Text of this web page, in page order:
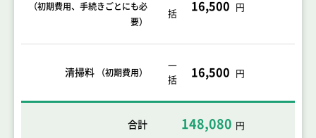
（初期費用、手続きごとにも必
要）
括
16,500 円
清掃料 （初期費用）
一
括
16,500 円
合計 148,080 円